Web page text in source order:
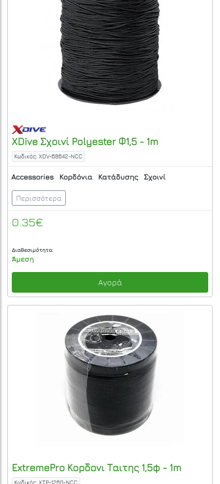
XDive Σχοινί Polyester Φ1,5 - 1m
Κωδικός: XDV-68642-NCC
Accessories Κορδόνια Κατάδυσης Σχοινί
Περισσότερα
0.35€
Διαθεσιμότητα:
Άμεση
Αγορά
ExtremePro Κορδονι Ταιτης 1,5φ - 1m
Κωδικός: XTP-1260-NCC